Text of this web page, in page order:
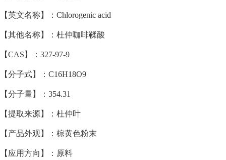
【英文名称】：Chlorogenic acid
【其他名称】：杜仲咖啡鞣酸
【CAS】：327-97-9
【分子式】：C16H18O9
【分子量】：354.31
【提取来源】：杜仲叶
【产品外观】：棕黄色粉末
【应用方向】：原料